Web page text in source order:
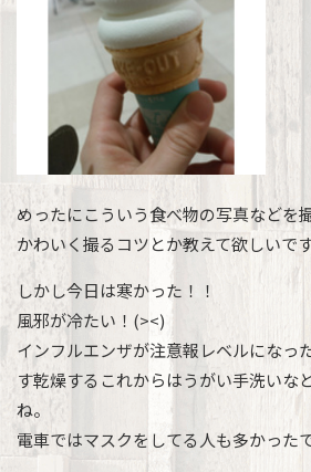
めったにこういう食べ物の写真などを
かわいく撮るコツとか教えて欲しいで
しかし今日は寒かった！！
風邪が冷たい！(><)
インフルエンザが注意報レベルになっ
す乾燥するこれからはうがい手洗いな
ね。
電車ではマスクをしてる人も多かったで